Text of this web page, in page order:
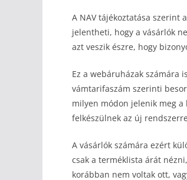
A NAV tájékoztatása szerint
jelentheti, hogy a vásárlók
azt veszik észre, hogy
Ez a webáruházak számára
vámtarifaszám szerinti
milyen módon jelenik meg
felkészülnek az új
A vásárlók számára ezért
csak a terméklista árát
korábban nem voltak ott,